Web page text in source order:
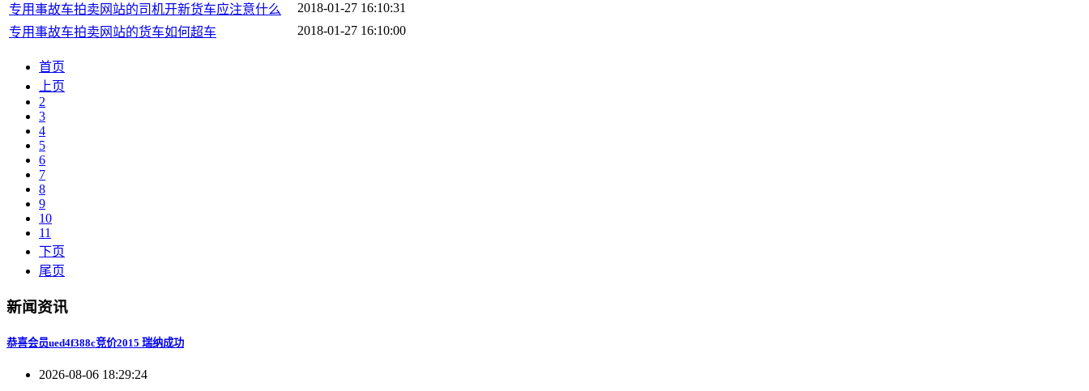
专用事故车拍卖网站的司机开新货车应注意什么
2018-01-27 16:10:31
专用事故车拍卖网站的货车如何超车
2018-01-27 16:10:00
首页
上页
2
3
4
5
6
7
8
9
10
11
下页
尾页
新闻资讯
恭喜会员ued4f388c竞价2015 瑞纳成功
2026-08-06 18:29:24